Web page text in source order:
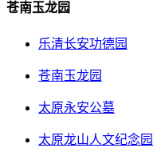
苍南玉龙园
乐清长安功德园
苍南玉龙园
太原永安公墓
太原龙山人文纪念园